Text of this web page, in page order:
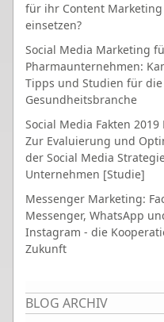
für ihr Content Marketing
einsetzen?
Social Media Marketing
Pharmaunternehmen:
Tipps und Studien für die
Gesundheitsbranche
Social Media Fakten 2019
Zur Evaluierung und
der Social Media
Unternehmen [Studie]
Messenger Marketing:
Messenger, WhatsApp
Instagram - die
Zukunft
BLOG ARCHIV
Seiten